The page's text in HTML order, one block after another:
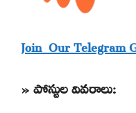
Join Our Telegram
» పోస్టుల వివరాలు: